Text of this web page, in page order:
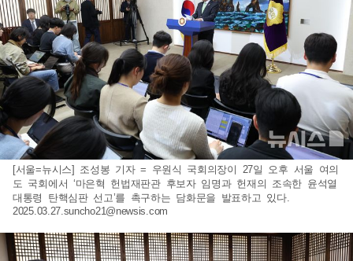
[서울=뉴시스] 조성봉 기자 = 우원식 국회의장이 27일 오후 서울 여의
도 국회에서 ‘마은혁 헌법재판관 후보자 임명과 헌재의 조속한 윤석열
대통령 탄핵심판 선고’를 촉구하는 담화문을 발표하고 있다.
2025.03.27.suncho21@newsis.com